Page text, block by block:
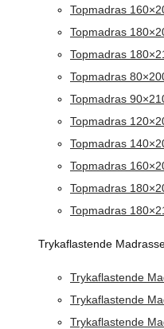
Topmadras
Topmadras
Topmadras
Topmadras
Topmadras
Topmadras
Topmadras
Topmadras
Topmadras
Topmadras
Trykaflastende
Trykaflastende
Trykaflastende
Trykaflastende